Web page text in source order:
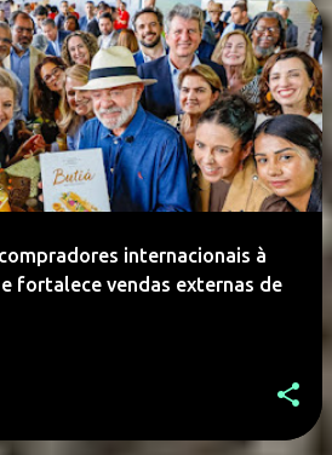
internacionais à
fortalece vendas externas de